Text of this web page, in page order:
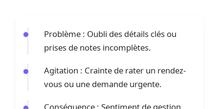
Problème : Oubli des détails clés ou
prises de notes incomplètes.
Agitation : Crainte de rater un rendez-
vous ou une demande urgente.